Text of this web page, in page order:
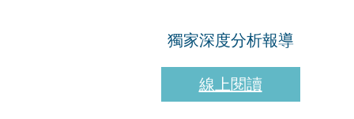
獨家深度分析報導
線上閱讀